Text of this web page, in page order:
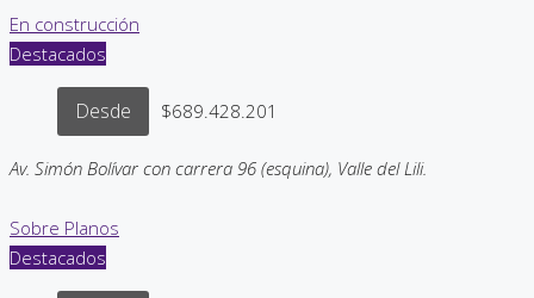
En construcción
Destacados
Desde $689.428.201
Av. Simón Bolívar con carrera 96 (esquina), Valle del Lili.
Sobre Planos
Destacados